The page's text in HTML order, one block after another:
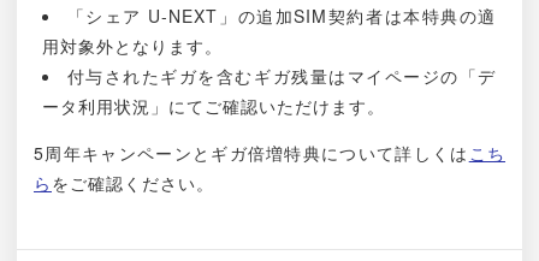
「シェア U-NEXT」の追加SIM契約者は本特典の適
用対象外となります。
付与されたギガを含むギガ残量はマイページの「デ
ータ利用状況」にてご確認いただけます。
5周年キャンペーンとギガ倍増特典について詳しくは こち
ら をご確認ください。